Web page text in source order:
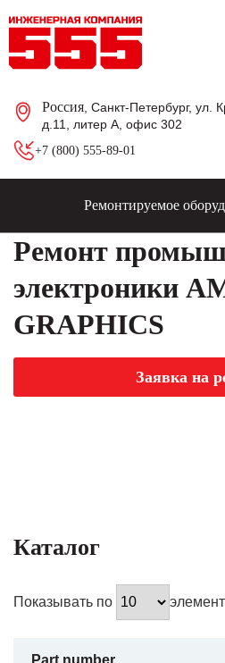
Россия , Санкт-Петербург, ул.
д.11, литер А, офис 302
+7 (800) 555-89-01
Ремонтируемое
Ремонт
электроники
GRAPHICS
Заявка на
Каталог
Показывать по
Part number